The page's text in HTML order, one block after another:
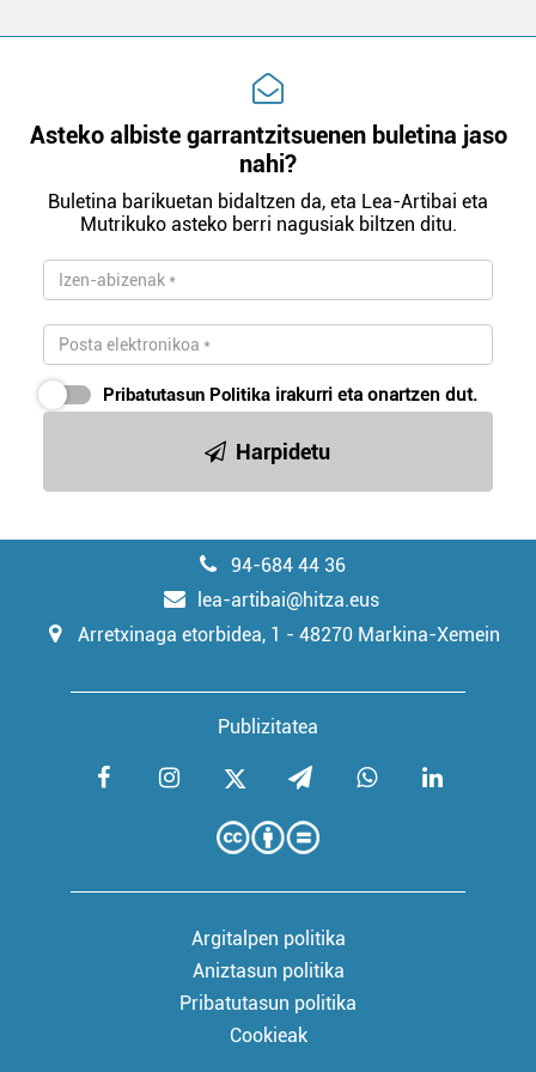
Asteko albiste garrantzitsuenen buletina jaso
nahi?
Buletina barikuetan bidaltzen da, eta Lea-Artibai eta
Mutrikuko asteko berri nagusiak biltzen ditu.
Pribatutasun Politika irakurri eta onartzen dut.
Harpidetu
94-684 44 36
lea-artibai@hitza.eus
Arretxinaga etorbidea, 1 - 48270 Markina-Xemein
Publizitatea
Argitalpen politika
Aniztasun politika
Pribatutasun politika
Cookieak